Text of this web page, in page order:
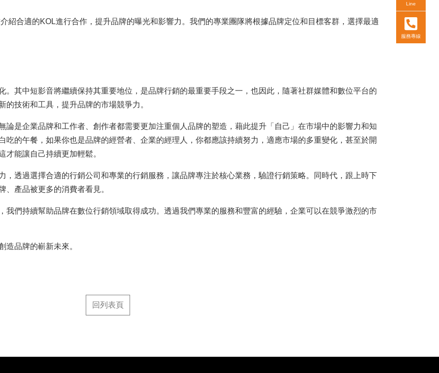
紹合適的KOL進行合作，提升品牌的曝光和影響力。我們的專業團隊將根據品牌定位和目標客群，選擇最適
。其中短影音將繼續保持其重要地位，是品牌行銷的最重要手段之一，也因此，隨著社群媒體和數位平台的
技術和工具，提升品牌的市場競爭力。
論是企業品牌和工作者、創作者都需要更加注重個人品牌的塑造，藉此提升「自己」在市場中的影響力和知
吃的午餐，如果你也是品牌的經營者、企業的經理人，你都應該持續努力，適應市場的多重變化，甚至於開
才能讓自己持續更加輕鬆。
，透過選擇合適的行銷公司和專業的行銷服務，讓品牌專注於核心業務，驗證行銷策略。同時代，跟上時下
、產品被更多的消費者看見。
我們持續幫助品牌在數位行銷領域取得成功。透過我們專業的服務和豐富的經驗，企業可以在競爭激烈的市
造品牌的嶄新未來。
回列表頁
Line
服務專線